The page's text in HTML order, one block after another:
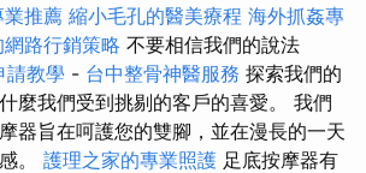
推薦 縮小毛孔的醫美療程 海外抓姦專
路行銷策略 不要相信我們的說法
請教學 - 台中整骨神醫服務 探索我們的
麼我們受到挑剔的客戶的喜愛。 我們
器旨在呵護您的雙腳，並在漫長的一天
。 護理之家的專業照護 足底按摩器有